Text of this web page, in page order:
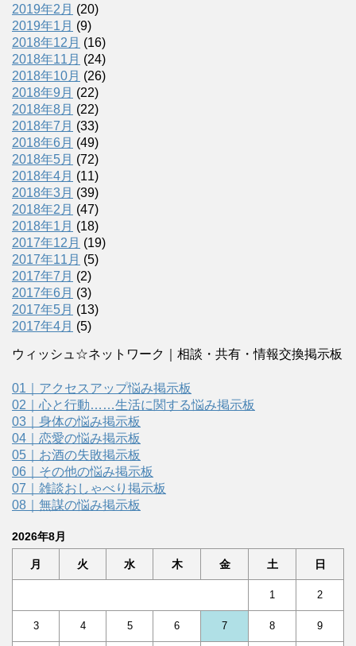
2019年2月 (20)
2019年1月 (9)
2018年12月 (16)
2018年11月 (24)
2018年10月 (26)
2018年9月 (22)
2018年8月 (22)
2018年7月 (33)
2018年6月 (49)
2018年5月 (72)
2018年4月 (11)
2018年3月 (39)
2018年2月 (47)
2018年1月 (18)
2017年12月 (19)
2017年11月 (5)
2017年7月 (2)
2017年6月 (3)
2017年5月 (13)
2017年4月 (5)
ウィッシュ☆ネットワーク｜相談・共有・情報交換掲示板
01｜アクセスアップ悩み掲示板
02｜心と行動……生活に関する悩み掲示板
03｜身体の悩み掲示板
04｜恋愛の悩み掲示板
05｜お酒の失敗掲示板
06｜その他の悩み掲示板
07｜雑談おしゃべり掲示板
08｜無謀の悩み掲示板
2026年8月
月 火 水 木 金 土 日
1 2
3 4 5 6 7 8 9